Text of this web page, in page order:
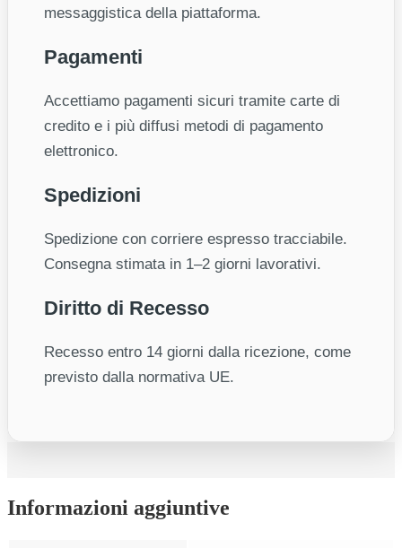
messaggistica della piattaforma.
Pagamenti
Accettiamo pagamenti sicuri tramite carte di
credito e i più diffusi metodi di pagamento
elettronico.
Spedizioni
Spedizione con corriere espresso tracciabile.
Consegna stimata in 1–2 giorni lavorativi.
Diritto di Recesso
Recesso entro 14 giorni dalla ricezione, come
previsto dalla normativa UE.
Informazioni aggiuntive